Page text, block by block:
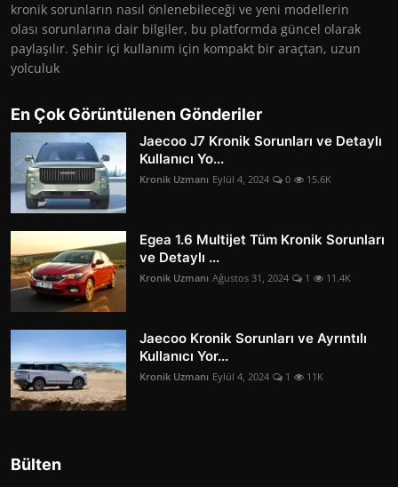
kronik sorunların nasıl önlenebileceği ve yeni modellerin
olası sorunlarına dair bilgiler, bu platformda güncel olarak
paylaşılır. Şehir içi kullanım için kompakt bir araçtan, uzun
yolculuk
En Çok Görüntülenen Gönderiler
Jaecoo J7 Kronik Sorunları ve Detaylı
Kullanıcı Yo...
Kronik Uzmanı Eylül 4, 2024 0 15.6K
Egea 1.6 Multijet Tüm Kronik Sorunları
ve Detaylı ...
Kronik Uzmanı Ağustos 31, 2024 1 11.4K
Jaecoo Kronik Sorunları ve Ayrıntılı
Kullanıcı Yor...
Kronik Uzmanı Eylül 4, 2024 1 11K
Bülten